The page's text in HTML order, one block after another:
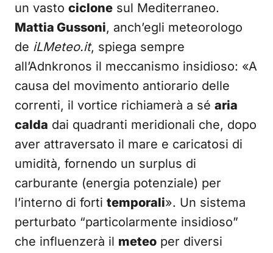
un vasto ciclone sul Mediterraneo.
Mattia Gussoni, anch’egli meteorologo
de iLMeteo.it, spiega sempre
all’Adnkronos il meccanismo insidioso: «A
causa del movimento antiorario delle
correnti, il vortice richiamerà a sé aria
calda dai quadranti meridionali che, dopo
aver attraversato il mare e caricatosi di
umidità, fornendo un surplus di
carburante (energia potenziale) per
l’interno di forti temporali». Un sistema
perturbato “particolarmente insidioso”
che influenzerà il meteo per diversi